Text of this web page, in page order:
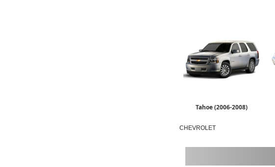
Tahoe (2006-2008)
CHEVROLET